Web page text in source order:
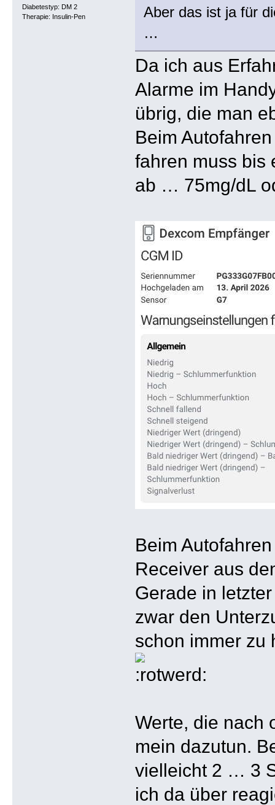
Diabetestyp: DM 2
Therapie: Insulin-Pen
Aber das ist ja für
…
Da ich aus
Alarme im
übrig, die man
Beim
fahren muss bis
ab … 75mg/dL
Beim
Receiver aus
Gerade in
zwar den
schon immer zu
Werte, die nach
mein dazutun.
vielleicht 2 … 3
ich da über